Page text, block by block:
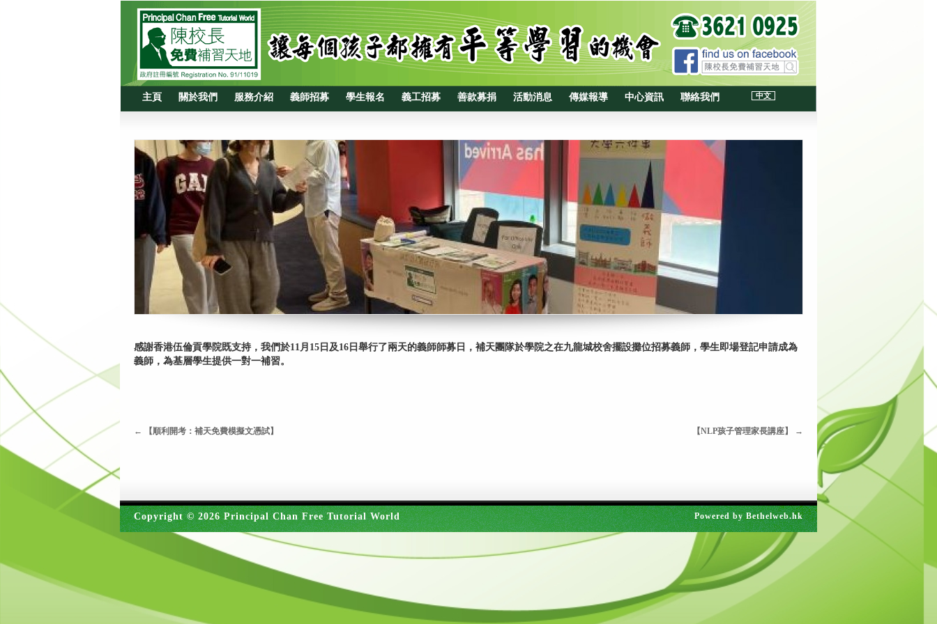
中文
主頁 關於我們 服務介紹 義師招募 學生報名 義工招募 善款募捐 活動消息 傳媒報導 中心資訊 聯絡我們
感謝香港伍倫貢學院既支持，我們於11月15日及16日舉行了兩天的義師師募日，補天團隊於學院之在九龍城校舍擺設攤位招募義師，學生即場登記申請成為
義師，為基層學生提供一對一補習。
← 【順利開考：補天免費模擬文憑試】 【NLP孩子管理家長講座】 →
Copyright © 2026 Principal Chan Free Tutorial World Powered byBethelweb.hk